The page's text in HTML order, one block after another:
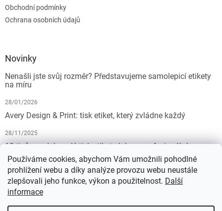
Používáme cookies, abychom Vám umožnili pohodlné
prohlížení webu a díky analýze provozu webu neustále
zlepšovali jeho funkce, výkon a použitelnost. Další
informace
Obchodní podmínky
Ochrana osobních údajů
Novinky
Nenašli jste svůj rozměr? Představujeme samolepicí etikety
na míru
28/01/2026
Avery Design & Print: tisk etiket, který zvládne každý
28/11/2025
10 tipů pro dokonalý tisk etiket: Jak na profesionální
výsledek bez starostí
19/07/2025